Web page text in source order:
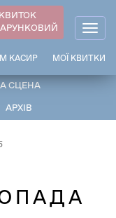
КВИТОК
МОЇ КВИТКИ
КАСИР
СЦЕНА
АРХІВ